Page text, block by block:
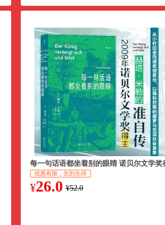
每一句话语都坐着别的眼睛 诺贝尔文学奖
主赫塔米勒自传回忆录
优惠有限，先到先得
¥26.0 ¥52.0